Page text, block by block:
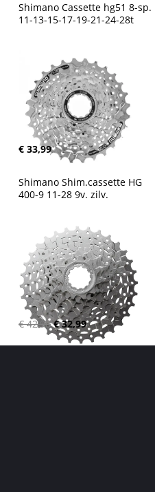
Shimano Cassette hg51 8-sp.
11-13-15-17-19-21-24-28t
€ 33,99
Shimano Shim.cassette HG
400-9 11-28 9v. zilv.
€ 42,90 € 32,99